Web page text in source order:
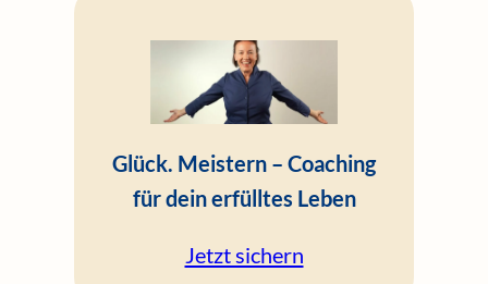
Glück. Meistern – Coaching
für dein erfülltes Leben
Jetzt sichern